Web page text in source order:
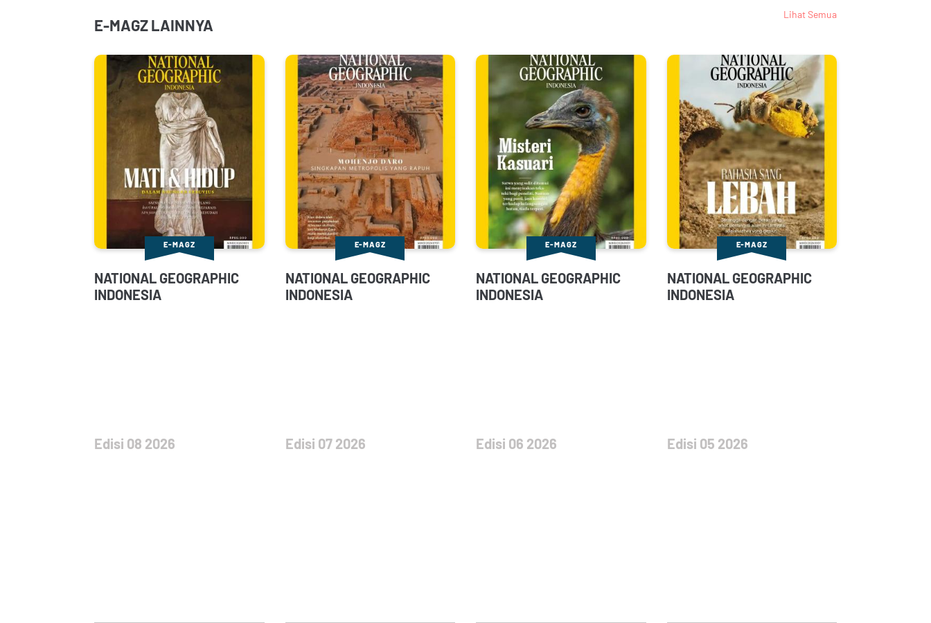
E-MAGZ LAINNYA
Lihat Semua
E-MAGZ
NATIONAL GEOGRAPHIC
INDONESIA
Edisi 08 2026
E-MAGZ
NATIONAL GEOGRAPHIC
INDONESIA
Edisi 07 2026
E-MAGZ
NATIONAL GEOGRAPHIC
INDONESIA
Edisi 06 2026
E-MAGZ
NATIONAL GEOGRAPHIC
INDONESIA
Edisi 05 2026